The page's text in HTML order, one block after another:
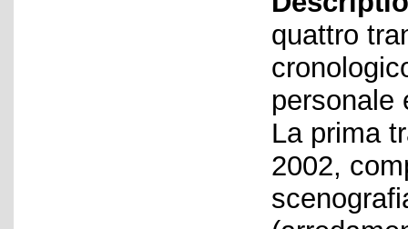
quattro
personale
La prima
2002,